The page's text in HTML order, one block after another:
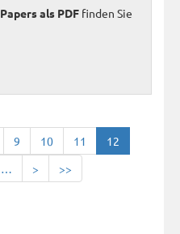
als PDF finden Sie
9 10 11
12
… > >>